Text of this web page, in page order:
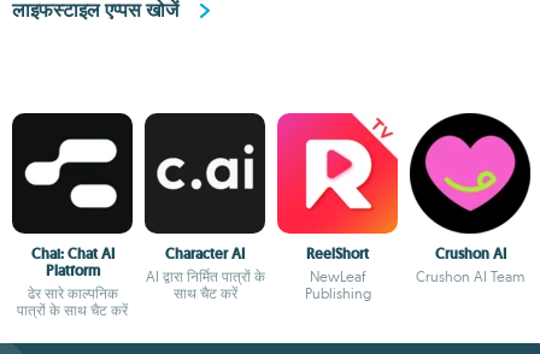
लाइफस्टाइल एप्पस खोजें
Chai: Chat AI
Platform
ढेर सारे काल्पनिक
पात्रों के साथ चैट करें
Character AI
AI द्वारा निर्मित पात्रों के
साथ चैट करें
ReelShort
NewLeaf
Publishing
Crushon AI
Crushon AI Team